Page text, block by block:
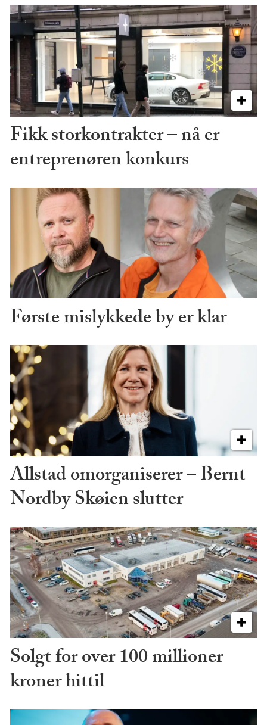
Fikk storkontrakter – nå er
entreprenøren konkurs
Første mislykkede by er klar
Allstad omorganiserer – Bernt
Nordby Skøien slutter
Solgt for over 100 millioner
kroner hittil